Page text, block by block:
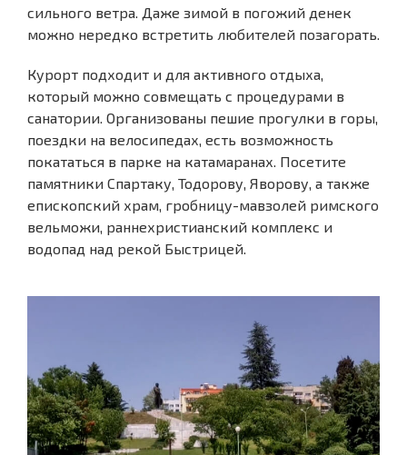
сильного ветра. Даже зимой в погожий денек
можно нередко встретить любителей позагорать.
Курорт подходит и для активного отдыха,
который можно совмещать с процедурами в
санатории. Организованы пешие прогулки в горы,
поездки на велосипедах, есть возможность
покататься в парке на катамаранах. Посетите
памятники Спартаку, Тодорову, Яворову, а также
епископский храм, гробницу-мавзолей римского
вельможи, раннехристианский комплекс и
водопад над рекой Быстрицей.